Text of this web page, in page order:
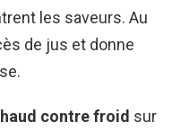
les saveurs. Au
de jus et donne
contre froid sur